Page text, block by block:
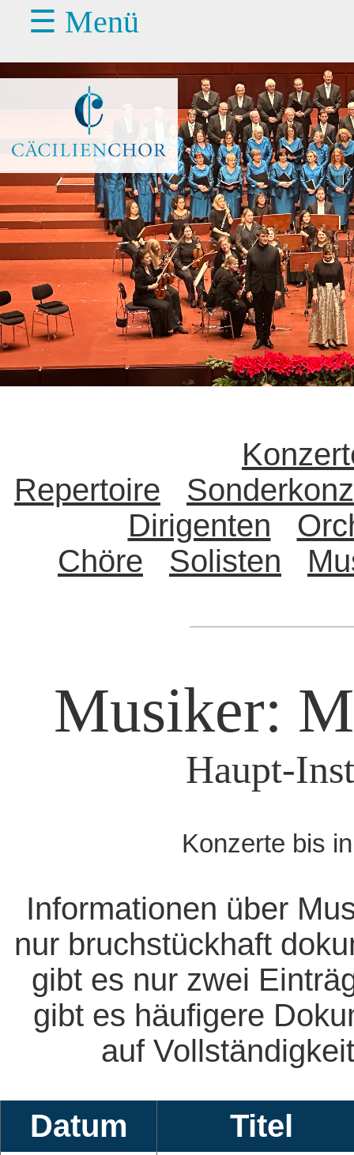
☰ Menü
Repertoire
Dirigenten
Chöre
Solisten
Musiker:
Haupt-
Konzerte bis
Informationen über
nur bruchstückhaft
gibt es nur zwei
gibt es häufigere
auf
Datum
Titel